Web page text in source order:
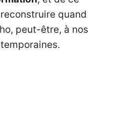
quand
peut-être, à nos